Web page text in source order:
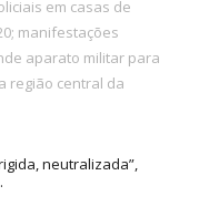
em casas de
manifestações
aparato militar para
região central da
neutralizada”,